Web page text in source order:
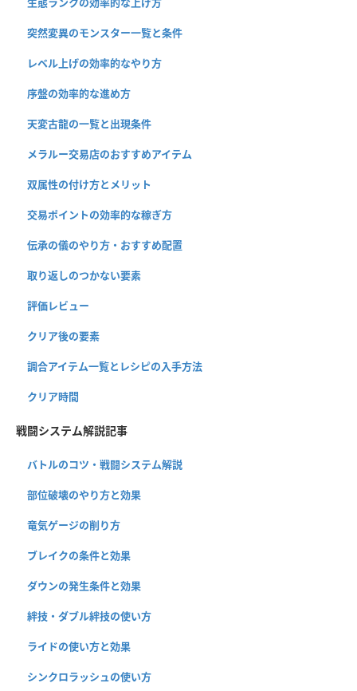
突然変異のモンスター一覧と条件
レベル上げの効率的なやり方
序盤の効率的な進め方
天変古龍の一覧と出現条件
メラルー交易店のおすすめアイテム
双属性の付け方とメリット
交易ポイントの効率的な稼ぎ方
伝承の儀のやり方・おすすめ配置
取り返しのつかない要素
評価レビュー
クリア後の要素
調合アイテム一覧とレシピの入手方法
クリア時間
戦闘システム解説記事
バトルのコツ・戦闘システム解説
部位破壊のやり方と効果
竜気ゲージの削り方
ブレイクの条件と効果
ダウンの発生条件と効果
絆技・ダブル絆技の使い方
ライドの使い方と効果
シンクロラッシュの使い方